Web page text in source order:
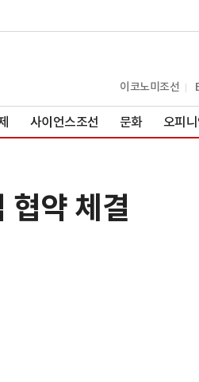
이코노미조선
사이언스조선 문화 오피
협약 체결